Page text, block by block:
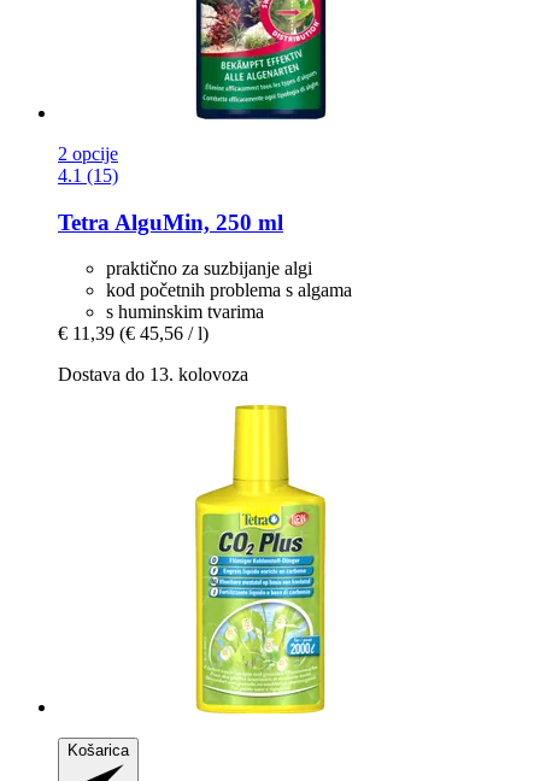
2 opcije
4.1 (15)
Tetra AlguMin, 250 ml
praktično za suzbijanje algi
kod početnih problema s algama
s huminskim tvarima
€ 11,39 (€ 45,56 / l)
Dostava do 13. kolovoza
Košarica